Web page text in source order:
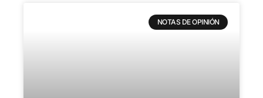
NOTAS DE OPINIÓN